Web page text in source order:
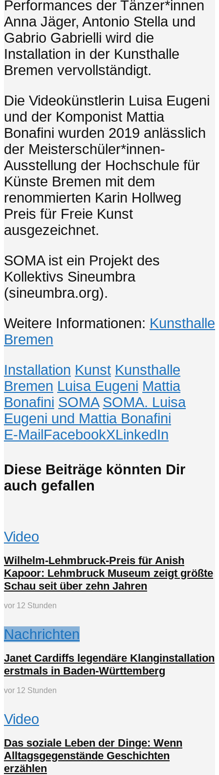
Performances der Tänzer*innen
Anna Jäger, Antonio Stella und
Gabrio Gabrielli wird die
Installation in der Kunsthalle
Bremen vervollständigt.
Die Videokünstlerin Luisa Eugeni
und der Komponist Mattia
Bonafini wurden 2019 anlässlich
der Meisterschüler*innen-
Ausstellung der Hochschule für
Künste Bremen mit dem
renommierten Karin Hollweg
Preis für Freie Kunst
ausgezeichnet.
SOMA ist ein Projekt des
Kollektivs Sineumbra
(sineumbra.org).
Weitere Informationen: Kunsthalle
Bremen
Installation Kunst Kunsthalle
Bremen Luisa Eugeni Mattia
Bonafini SOMA SOMA. Luisa
Eugeni und Mattia Bonafini
E-MailFacebookXLinkedIn
Diese Beiträge könnten Dir
auch gefallen
Video
Wilhelm-Lehmbruck-Preis für Anish
Kapoor: Lehmbruck Museum zeigt größte
Schau seit über zehn Jahren
vor 12 Stunden
Nachrichten
Janet Cardiffs legendäre Klanginstallation
erstmals in Baden-Württemberg
vor 12 Stunden
Video
Das soziale Leben der Dinge: Wenn
Alltagsgegenstände Geschichten
erzählen